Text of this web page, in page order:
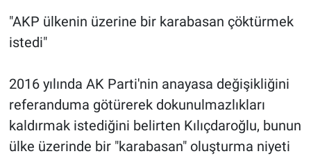
"AKP ülkenin üzerine bir karabasan çöktürmek
istedi"
2016 yılında AK Parti'nin anayasa değişikliğini
referanduma götürerek dokunulmazlıkları
kaldırmak istediğini belirten Kılıçdaroğlu, bunun
ülke üzerinde bir "karabasan" oluşturma niyeti